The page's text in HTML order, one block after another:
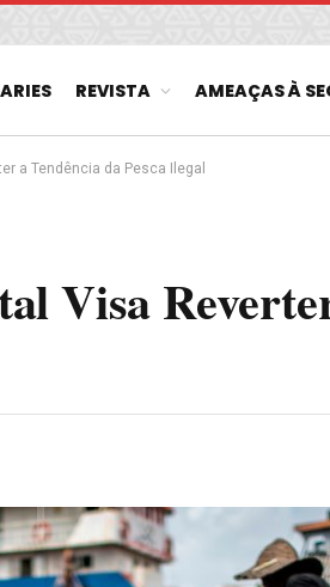
REVISTA AMEAÇAS À
a Tendência da Pesca Ilegal
Visa